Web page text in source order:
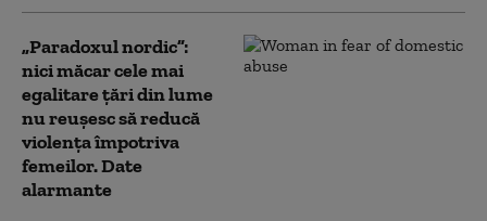
„Paradoxul nordic”:
nici măcar cele mai
egalitare țări din lume
nu reușesc să reducă
violența împotriva
femeilor. Date
alarmante